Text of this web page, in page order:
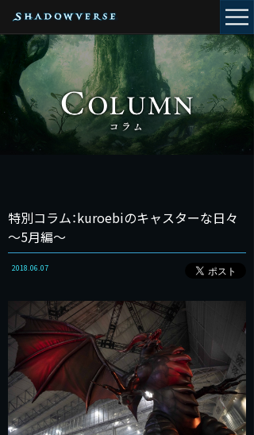
特別コラム：kuroebiのキャスターな日々
～5月編～
2018.06.07